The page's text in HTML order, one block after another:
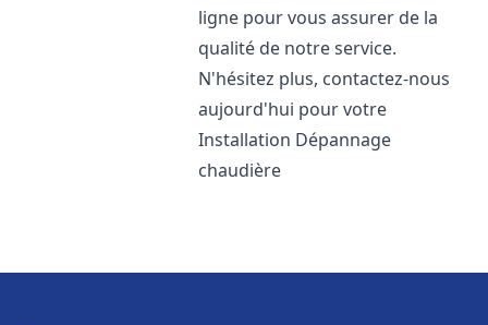
ligne pour vous assurer de la
qualité de notre service.
N'hésitez plus, contactez-nous
aujourd'hui pour votre
Installation Dépannage
chaudière